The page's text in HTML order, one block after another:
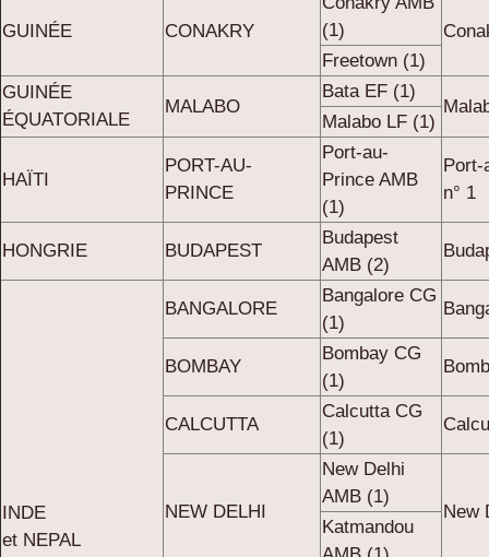
GUINÉE CONAKRY
(1)
Freetown (1)
GUINÉE
ÉQUATORIALE
MALABO
Bata EF (1)
Malabo LF (1)
HAÏTI
PORT-AU-
PRINCE
Port-au-
Prince AMB
(1)
n° 1
HONGRIE BUDAPEST
Budapest
AMB (2)
INDE
et NEPAL
BANGALORE
Bangalore CG
(1)
BOMBAY
Bombay CG
(1)
CALCUTTA
Calcutta CG
(1)
NEW DELHI
New Delhi
AMB (1)
New
Katmandou